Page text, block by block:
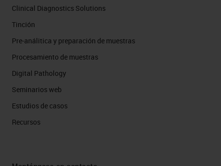
Clinical Diagnostics Solutions
Tinción
Pre-análitica y preparación de muestras
Procesamiento de muestras
Digital Pathology
Seminarios web
Estudios de casos
Recursos